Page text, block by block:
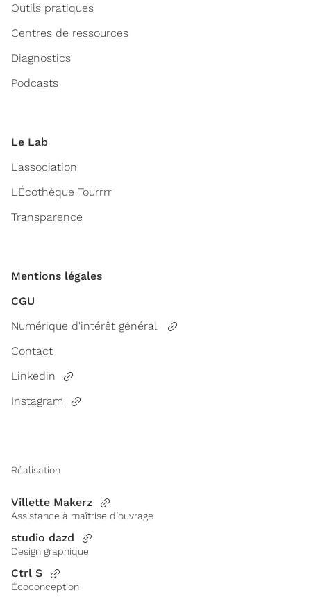
Outils pratiques
Centres de ressources
Diagnostics
Podcasts
Le Lab
L'association
L'Écothèque Tourrrr
Transparence
Mentions légales
CGU
Numérique d'intérêt général
Contact
Linkedin
Instagram
Réalisation
Villette Makerz
Assistance à maîtrise d’ouvrage
studio dazd
Design graphique
Ctrl S
Écoconception